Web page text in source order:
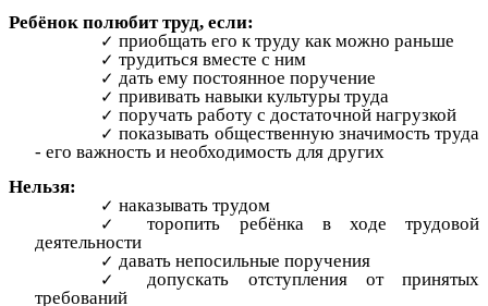
Ребёнок полюбит труд, если:
приобщать его к труду как можно раньше
трудиться вместе с ним
дать ему постоянное поручение
прививать навыки культуры труда
поручать работу с достаточной нагрузкой
показывать общественную значимость труда
- его важность и необходимость для других
Нельзя:
наказывать трудом
торопить ребёнка в ходе трудовой
деятельности
давать непосильные поручения
допускать отступления от принятых
требований